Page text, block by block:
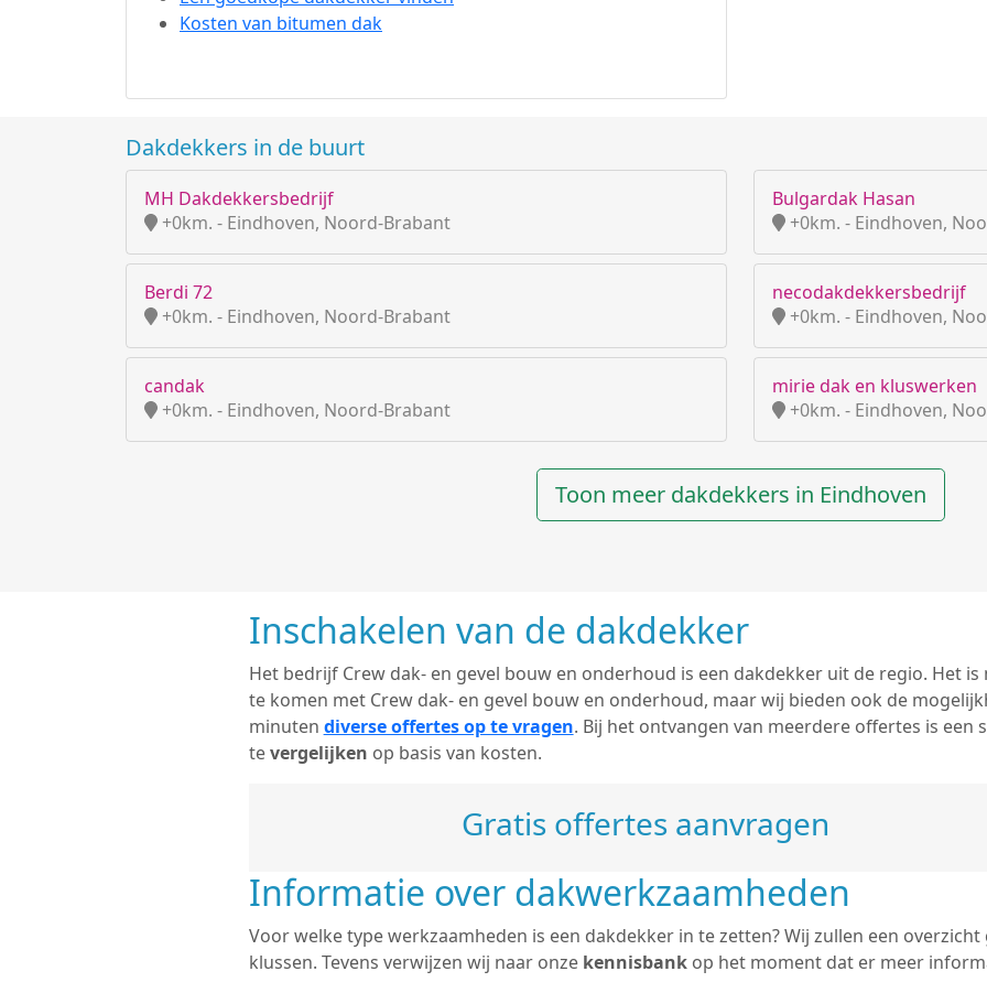
Kosten van bitumen dak
Dakdekkers in de buurt
MH Dakdekkersbedrijf
+0km. - Eindhoven, Noord-Brabant
Bulgardak Hasan
+0km. - Eindhoven,
Berdi 72
+0km. - Eindhoven, Noord-Brabant
necodakdekkersbedrijf
+0km. - Eindhoven,
candak
+0km. - Eindhoven, Noord-Brabant
mirie dak en kluswerken
+0km. - Eindhoven,
Toon meer dakdekkers in Eindhoven
Inschakelen van de dakdekker
Het bedrijf Crew dak- en gevel bouw en onderhoud is een dakdekker uit de regio. Het
te komen met Crew dak- en gevel bouw en onderhoud, maar wij bieden ook de
minuten diverse offertes op te vragen. Bij het ontvangen van meerdere offertes is een
tevergelijken op basis van kosten.
Gratis offertes aanvragen
Informatie over dakwerkzaamheden
Voor welke type werkzaamheden is een dakdekker in te zetten? Wij zullen een
klussen. Tevens verwijzen wij naar onze kennisbankop het moment dat er meer